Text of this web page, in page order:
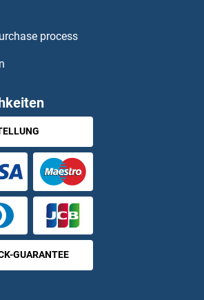
process
GUARANTEE